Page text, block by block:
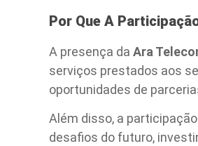
Por Que A
A presença da Ara
serviços prestados aos
oportunidades de
Além disso, a
desafios do futuro,